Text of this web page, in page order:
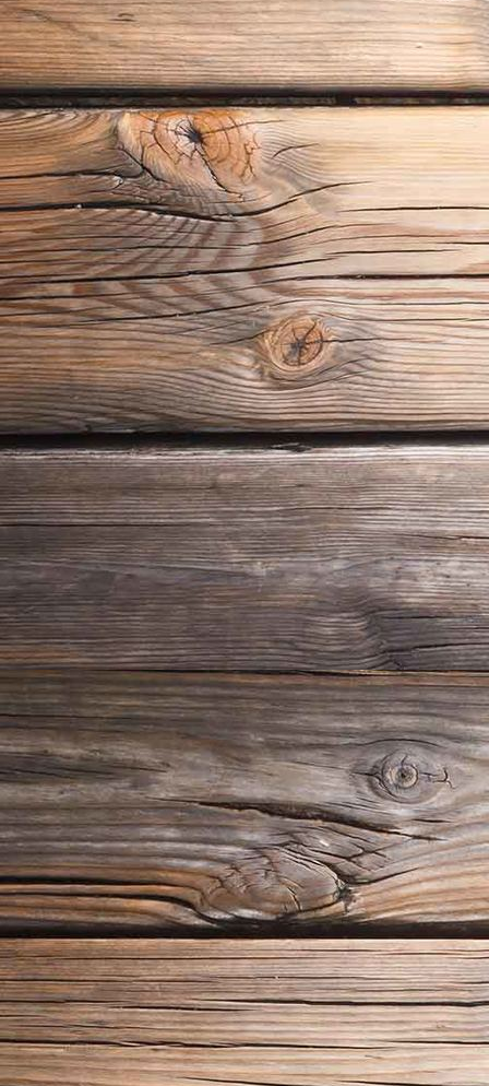
18_06_24_Guntiafest 2018_09049_1
18_06_24_Guntiafest 2018_09057